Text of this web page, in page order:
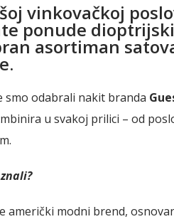
vinkovačkoj
ponude
asortiman
smo odabrali nakit branda
u svakoj prilici – od
američki modni brend,